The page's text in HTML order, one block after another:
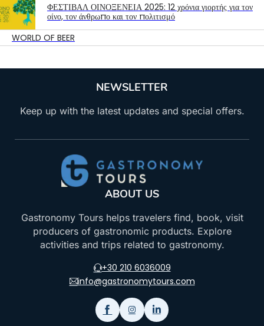
ΦΕΣΤΙΒΑΛ ΟΙΝΟΞΕΝΕΙΑ 2025: 12 χρόνια γιορτής για τον
οίνο, τον άνθρωπο και τον πολιτισμό
WORLD OF BEER
NEWSLETTER
Keep up with the latest updates and special offers.
ABOUT US
Gastronomy Tours helps travelers find, book, visit
producers of gastronomic products. Explore
activities and trips related to gastronomy.
+30 210 6036009
info@gastronomytours.com